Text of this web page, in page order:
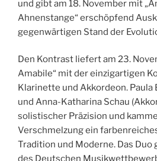
und gibt am 18. November mit
Ahnenstange“ erschöpfend
gegenwärtigen Stand der
Den Kontrast liefert am 23.
Amabile“ mit der einzigartigen
Klarinette und Akkordeon. Paula
und Anna-Katharina Schau
solistischer Präzision und
Verschmelzung ein
Tradition und Moderne. Das Duo
des Deutschen